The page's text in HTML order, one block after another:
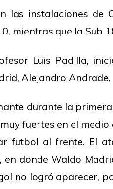
las instalaciones
mientras que la
Luis Padilla,
Alejandro
durante la
fuertes en el
futbol al frente. El
donde Waldo
no logró aparecer,